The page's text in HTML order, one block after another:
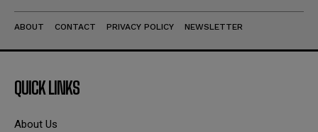
ABOUT CONTACT PRIVACY POLICY NEWSLETTER
QUICK LINKS
About Us